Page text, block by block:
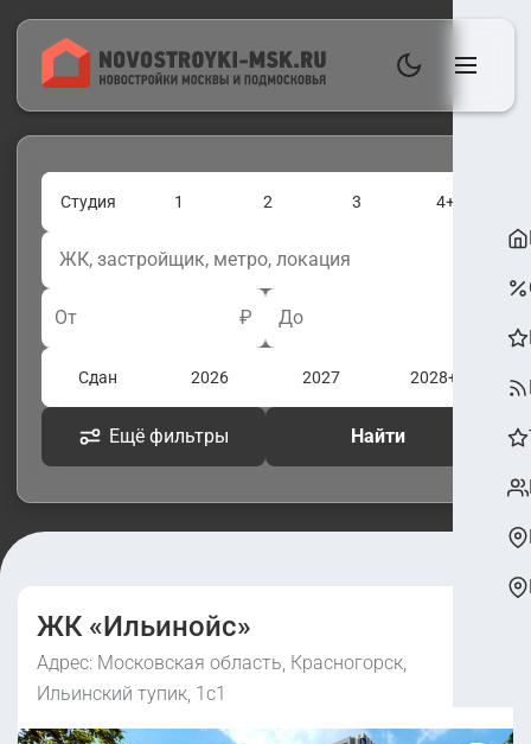
Студия 1 2 3 4+
От ₽ До
Сдан 2026 2027 2028+
Ещё фильтры Найти
ЖК «Ильинойс»
Адрес: Московская область, Красногорск,
Ильинский тупик, 1с1